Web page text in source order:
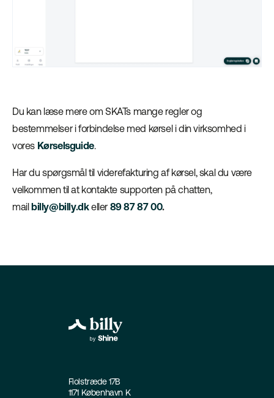
Du kan læse mere om SKATs mange regler og
bestemmelser i forbindelse med kørsel i din virksomhed i
vores Kørselsguide.
Har du spørgsmål til viderefakturing af kørsel, skal du være
velkommen til at kontakte supporten på chatten,
mailbilly@billy.dkeller 89 87 87 00.
Fiolstræde 17B
1171 København K